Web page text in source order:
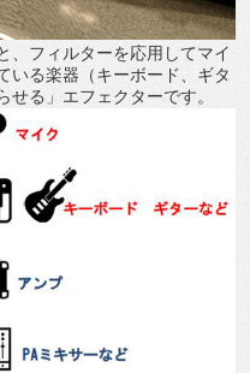
、フィルターを応用してマイ
いる楽器（キーボード、ギタ
る」エフェクターです。